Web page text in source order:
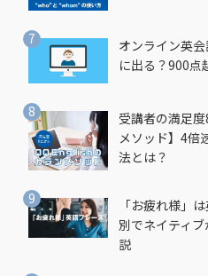
オンライン英
に出る？900点
受講者の満足
メソッド】4倍
法とは？
「お疲れ様」
別でネイティ
説